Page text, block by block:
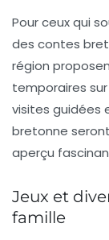
Pour ceux qui
des contes
région
temporaires
visites guidées
bretonne
aperçu
Jeux et
famille